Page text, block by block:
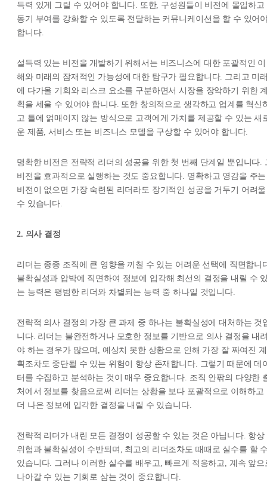
득력 있게 그릴 수 있어야 합니다. 또한, 구성원들이 비전에 몰입하고
동기 부여를 강화할 수 있도록 전달하는 커뮤니케이션을 할 수 있어
합니다.
설득력 있는 비전을 개발하기 위해서는 비즈니스에 대한 포괄적인 이
해와 미래의 잠재적인 가능성에 대한 탐구가 필요합니다. 그리고 미
에 다가올 기회와 리스크 요소를 구분하면서 시장을 장악하기 위한
획을 세울 수 있어야 합니다. 또한 창의적으로 생각하고 업계를 혁신
고 틀에 얽매이지 않는 방식으로 고객에게 가치를 제공할 수 있는 새
운 제품, 서비스 또는 비즈니스 모델을 구상할 수 있어야 합니다.
명확한 비전은 전략적 리더의 성공을 위한 첫 번째 단계일 뿐입니다.
비전을 효과적으로 실행하는 것도 중요합니다. 명확하고 영감을 주는
비전이 없으면 가장 숙련된 리더라도 장기적인 성공을 거두기 어려울
수 있습니다.
2. 의사 결정
리더는 종종 조직에 큰 영향을 끼칠 수 있는 어려운 선택에 직면합니
불확실성과 압박에 직면하여 정보에 입각해 최선의 결정을 내릴 수
는 능력은 평범한 리더와 차별되는 능력 중 하나일 것입니다.
전략적 의사 결정의 가장 큰 과제 중 하나는 불확실성에 대처하는 것
니다. 리더는 불완전하거나 모호한 정보를 기반으로 의사 결정을 내
야 하는 경우가 많으며, 예상치 못한 상황으로 인해 가장 잘 짜여진 계
획조차도 중단될 수 있는 위험이 항상 존재합니다. 그렇기 때문에 데
터를 수집하고 분석하는 것이 매우 중요합니다. 조직 안팎의 다양한
처에서 정보를 찾음으로써 리더는 상황을 보다 포괄적으로 이해하고
더 나은 정보에 입각한 결정을 내릴 수 있습니다.
전략적 리더가 내린 모든 결정이 성공할 수 있는 것은 아닙니다. 항상
위험과 불확실성이 수반되며, 최고의 리더조차도 때때로 실수를 할
있습니다. 그러나 이러한 실수를 배우고, 빠르게 적응하고, 계속 앞으
나아갈 수 있는 기회로 삼는 것이 중요합니다.